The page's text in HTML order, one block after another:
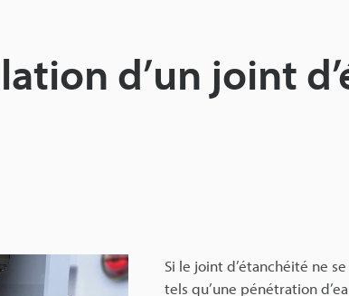
d’un joint
Si le joint d’étanchéité ne
tels qu’une pénétration